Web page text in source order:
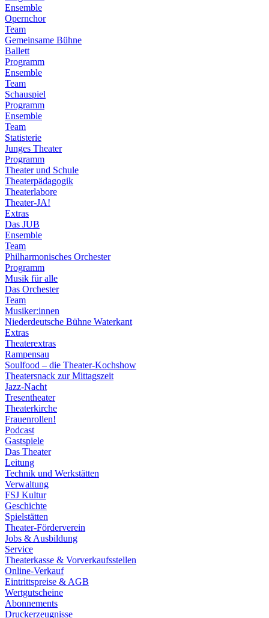
Ensemble
Opernchor
Team
Gemeinsame Bühne
Ballett
Programm
Ensemble
Team
Schauspiel
Programm
Ensemble
Team
Statisterie
Junges Theater
Programm
Theater und Schule
Theaterpädagogik
Theaterlabore
Theater-JA!
Extras
Das JUB
Ensemble
Team
Philharmonisches Orchester
Programm
Musik für alle
Das Orchester
Team
Musiker:innen
Niederdeutsche Bühne Waterkant
Extras
Theaterextras
Rampensau
Soulfood – die Theater-Kochshow
Theatersnack zur Mittagszeit
Jazz-Nacht
Tresentheater
Theaterkirche
Frauenrollen!
Podcast
Gastspiele
Das Theater
Leitung
Technik und Werkstätten
Verwaltung
FSJ Kultur
Geschichte
Spielstätten
Theater-Förderverein
Jobs & Ausbildung
Service
Theaterkasse & Vorverkaufsstellen
Online-Verkauf
Eintrittspreise & AGB
Wertgutscheine
Abonnements
Druckerzeugnisse